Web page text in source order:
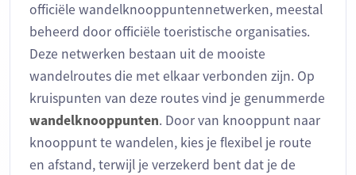
officiële wandelknooppuntennetwerken, meestal
beheerd door officiële toeristische organisaties.
Deze netwerken bestaan uit de mooiste
wandelroutes die met elkaar verbonden zijn. Op
kruispunten van deze routes vind je genummerde
wandelknooppunten. Door van knooppunt naar
knooppunt te wandelen, kies je flexibel je route
en afstand, terwijl je verzekerd bent dat je de